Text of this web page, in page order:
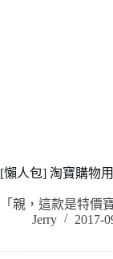
[懶人包] 淘寶購物
「親，這款是特
Jerry
2017-